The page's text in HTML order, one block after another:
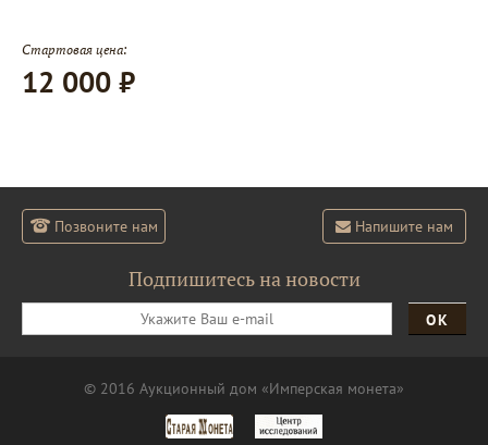
Стартовая цена:
12 000 ₽
Позвоните нам Напишите нам
Подпишитесь на новости
ОК
© 2016 Аукционный дом «Имперская монета»